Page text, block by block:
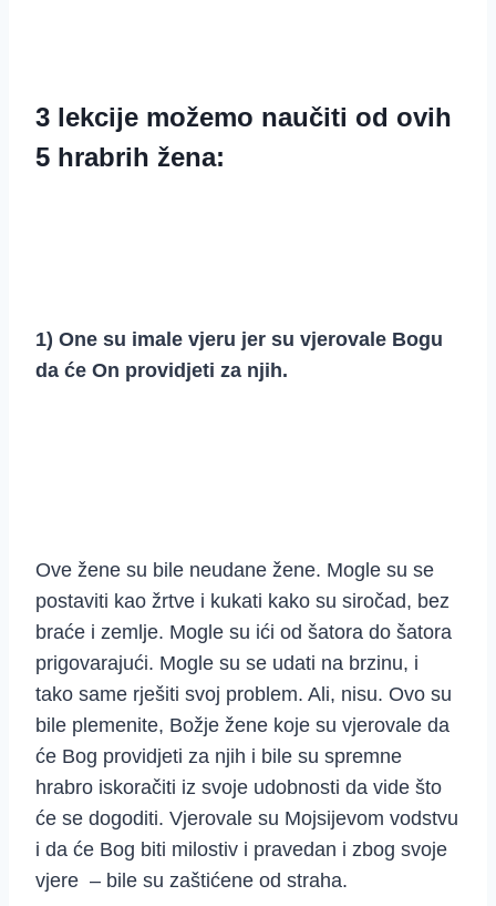
3 lekcije možemo naučiti od ovih
5 hrabrih žena:
1) One su imale vjeru jer su vjerovale Bogu
da će On providjeti za njih.
Ove žene su bile neudane žene. Mogle su se
postaviti kao žrtve i kukati kako su siročad, bez
braće i zemlje. Mogle su ići od šatora do šatora
prigovarajući. Mogle su se udati na brzinu, i
tako same rješiti svoj problem. Ali, nisu. Ovo su
bile plemenite, Božje žene koje su vjerovale da
će Bog providjeti za njih i bile su spremne
hrabro iskoračiti iz svoje udobnosti da vide što
će se dogoditi. Vjerovale su Mojsijevom vodstvu
i da će Bog biti milostiv i pravedan i zbog svoje
vjere – bile su zaštićene od straha.